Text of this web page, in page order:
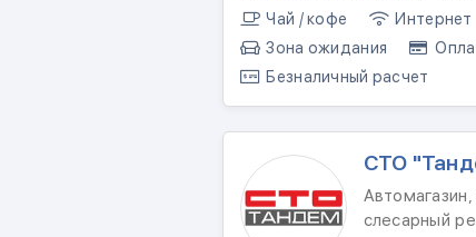
Чай / кофе
Интернет
Зона ожидания
Безналичный расчет
СТО
слесарный